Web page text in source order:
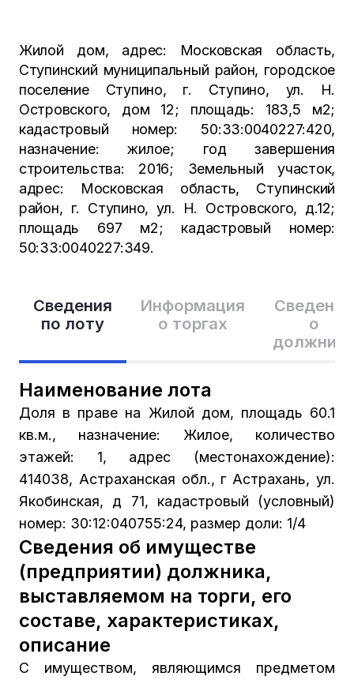
Сведения
по лоту
Информация
о торгах
Сведения
о
Наименование лота
Доля в праве на Жилой дом, площадь 60.1
кв.м., назначение: Жилое, количество
этажей: 1, адрес (местонахождение):
414038, Астраханская обл., г Астрахань, ул.
Якобинская, д 71, кадастровый (условный)
номер: 30:12:040755:24, размер доли: 1/4
Сведения об имуществе
(предприятии) должника,
выставляемом на торги, его
составе, характеристиках,
описание
С имуществом, являющимся предметом
Жилой дом, адрес: Московская область,
Ступинский муниципальный район, городское
поселение Ступино, г. Ступино, ул. Н.
Островского, дом 12; площадь: 183,5 м2;
кадастровый номер: 50:33:0040227:420,
назначение: жилое; год завершения
строительства: 2016; Земельный участок,
адрес: Московская область, Ступинский
район, г. Ступино, ул. Н. Островского, д.12;
площадь 697 м2; кадастровый номер:
50:33:0040227:349.